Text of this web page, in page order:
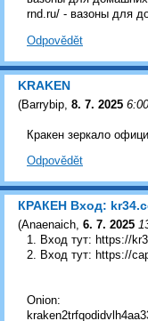
rnd.ru/ - вазоны для
Odpovědět
KRAKEN
(Barrybip 8. 7. 2025 6:00
Кракен зеркало
Odpovědět
КРАКЕН Вход:
(Anaenaich, 6. 7. 2025
1. Вход тут: https://
2. Вход тут: https://
Onion: